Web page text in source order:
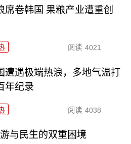
席卷韩国 果粮产业遭重创
阅读 4021
遭遇极端热浪，多地气温打
年纪录
阅读 4038
与民生的双重困境